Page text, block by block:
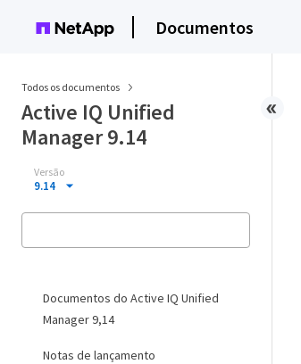
Documentos
Todos os documentos
Active IQ Unified
Manager 9.14
Versão
9.14
Documentos do Active IQ Unified
Manager 9,14
Notas de lançamento